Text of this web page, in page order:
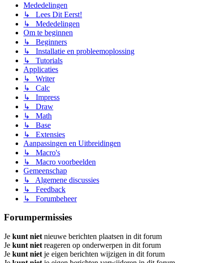
Mededelingen
↳ Lees Dit Eerst!
↳ Mededelingen
Om te beginnen
↳ Beginners
↳ Installatie en probleemoplossing
↳ Tutorials
Applicaties
↳ Writer
↳ Calc
↳ Impress
↳ Draw
↳ Math
↳ Base
↳ Extensies
Aanpassingen en Uitbreidingen
↳ Macro's
↳ Macro voorbeelden
Gemeenschap
↳ Algemene discussies
↳ Feedback
↳ Forumbeheer
Forumpermissies
Je kunt niet nieuwe berichten plaatsen in dit forum
Je kunt niet reageren op onderwerpen in dit forum
Je kunt niet je eigen berichten wijzigen in dit forum